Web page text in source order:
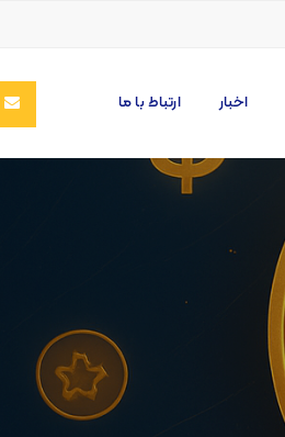
اخبار ارتباط با ما